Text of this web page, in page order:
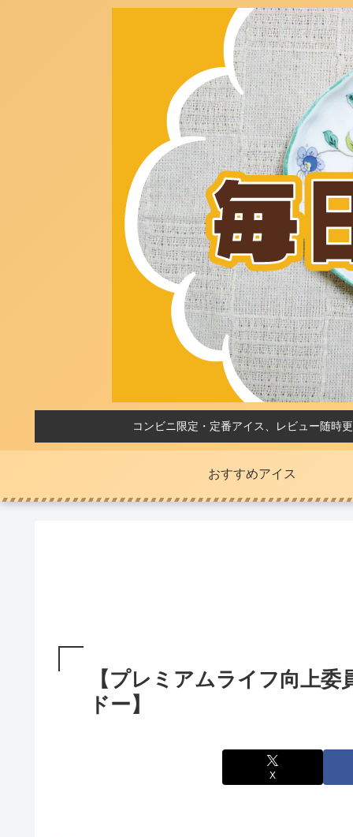
コンビニ限定・定番アイス、レビュー随時
おすすめアイス
【プレミアムライフ向上
ドー】
X